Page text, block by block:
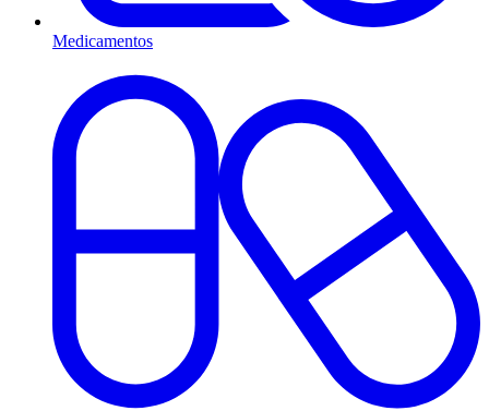
Medicamentos